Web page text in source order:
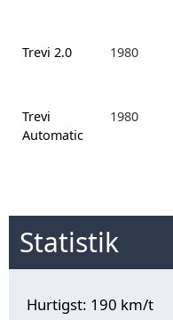
Trevi 2.0 1980
Trevi
Automatic
1980
Statistik
Hurtigst: 190 km/t